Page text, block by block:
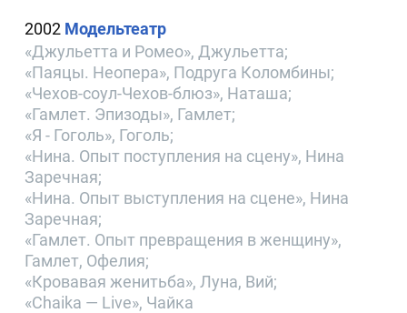
2002 Модельтеатр
«Джульетта и Ромео», Джульетта;
«Паяцы. Неопера», Подруга Коломбины;
«Чехов-соул-Чехов-блюз», Наташа;
«Гамлет. Эпизоды», Гамлет;
«Я - Гоголь», Гоголь;
«Нина. Опыт поступления на сцену», Нина
Заречная;
«Нина. Опыт выступления на сцене», Нина
Заречная;
«Гамлет. Опыт превращения в женщину»,
Гамлет, Офелия;
«Кровавая женитьба», Луна, Вий;
«Chaika — Live», Чайка